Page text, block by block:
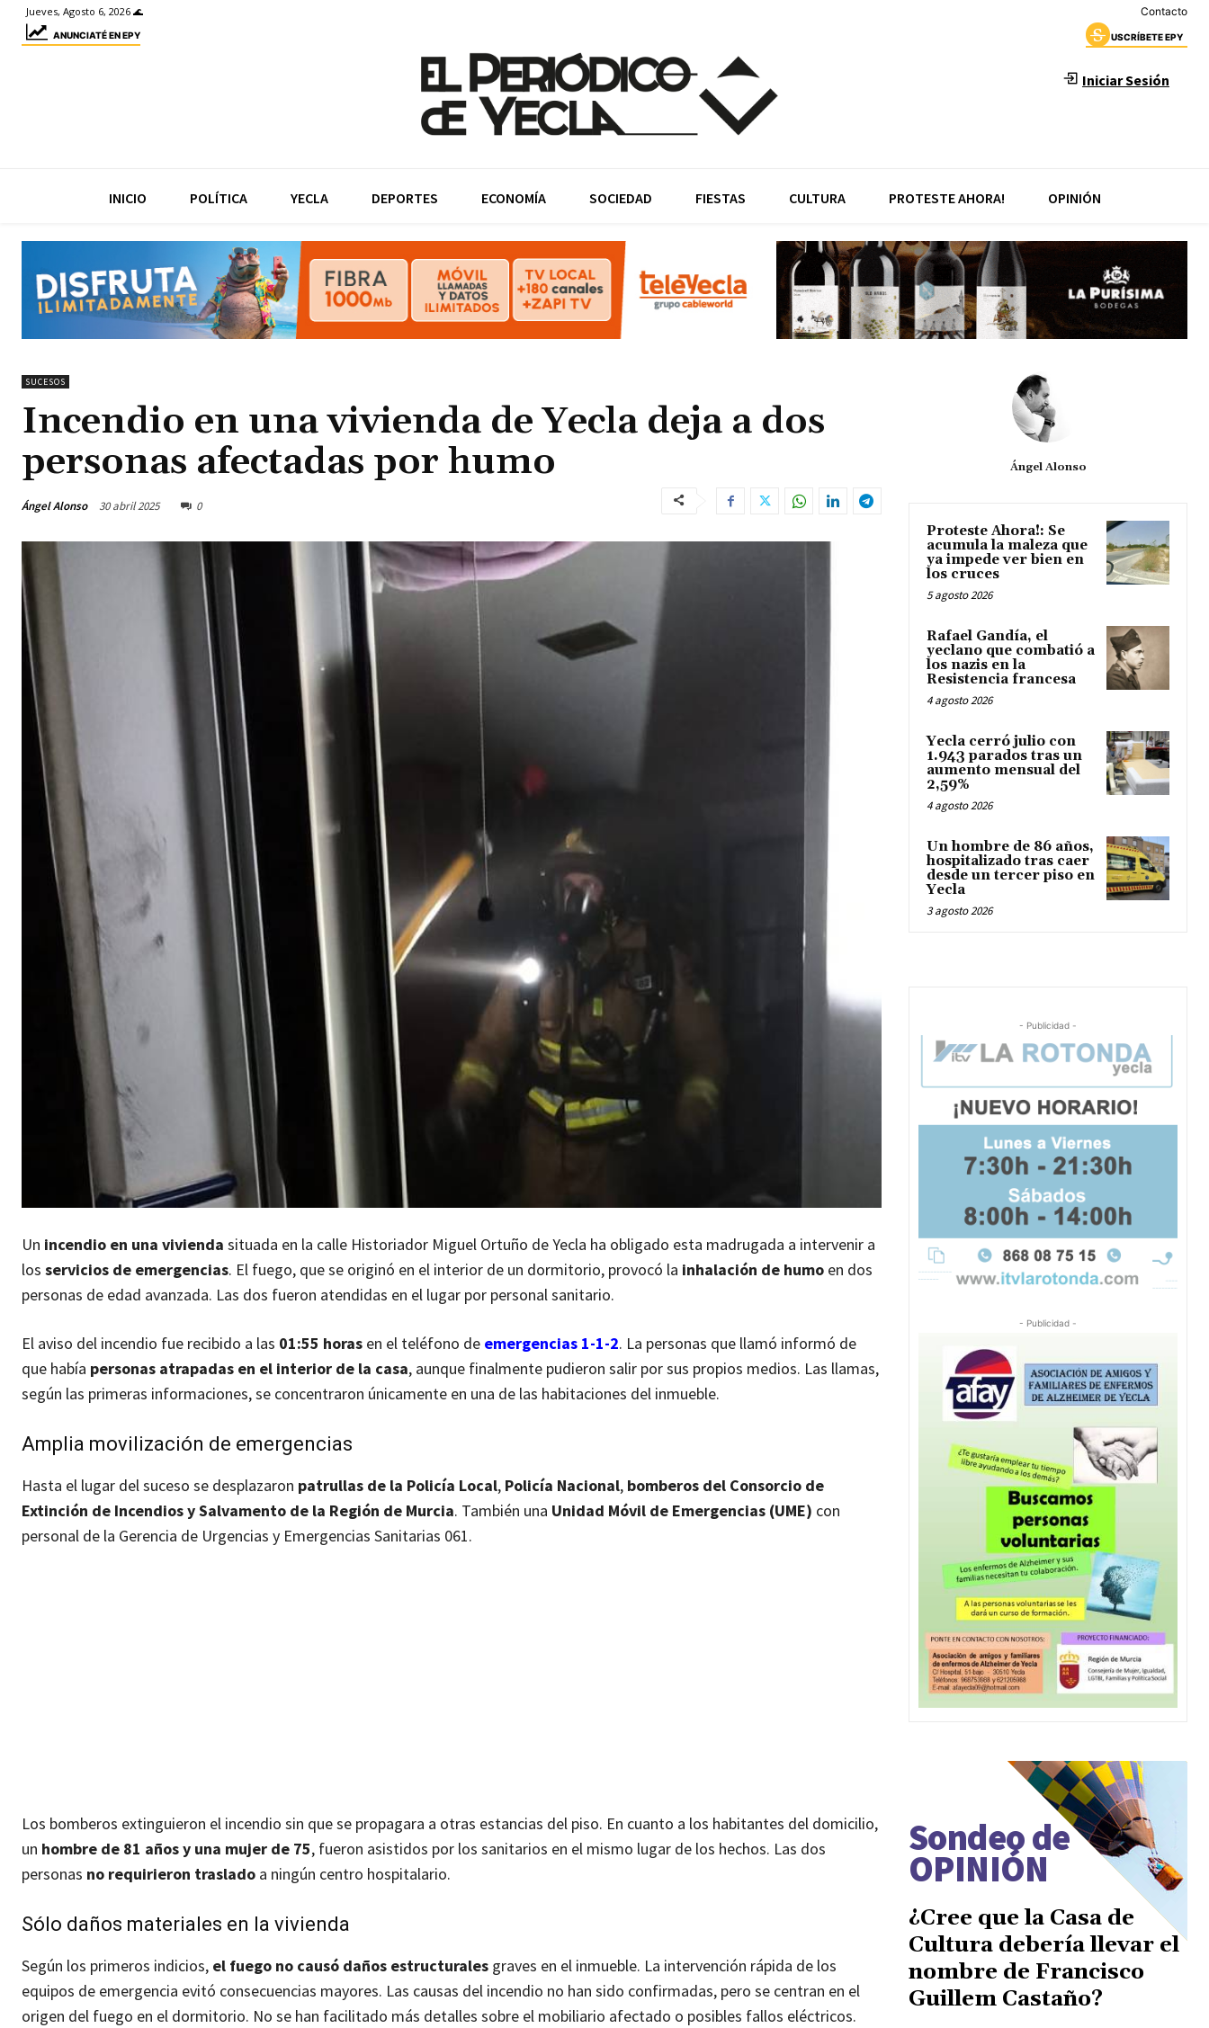
Jueves, Agosto 6, 2026 🌊 Contacto
ANUNCIATÉ EN EPY USCRÍBETE EPY
Iniciar Sesión
INICIO POLÍTICA YECLA DEPORTES ECONOMÍA SOCIEDAD FIESTAS CULTURA PROTESTE AHORA! OPINIÓN
SUCESOS
Incendio en una vivienda de Yecla deja a dos
personas afectadas por humo
Ángel Alonso 30 abril 2025 0
Un incendio en una vivienda situada en la calle Historiador Miguel Ortuño de Yecla ha obligado esta madrugada a intervenir a
los servicios de emergencias. El fuego, que se originó en el interior de un dormitorio, provocó la inhalación de humo en dos
personas de edad avanzada. Las dos fueron atendidas en el lugar por personal sanitario.
El aviso del incendio fue recibido a las 01:55 horas en el teléfono de emergencias 1-1-2. La personas que llamó informó de
que había personas atrapadas en el interior de la casa, aunque finalmente pudieron salir por sus propios medios. Las llamas,
según las primeras informaciones, se concentraron únicamente en una de las habitaciones del inmueble.
Amplia movilización de emergencias
Hasta el lugar del suceso se desplazaron patrullas de la Policía Local, Policía Nacional, bomberos del Consorcio de
Extinción de Incendios y Salvamento de la Región de Murcia. También una Unidad Móvil de Emergencias (UME) con
personal de la Gerencia de Urgencias y Emergencias Sanitarias 061.
Los bomberos extinguieron el incendio sin que se propagara a otras estancias del piso. En cuanto a los habitantes del domicilio,
un hombre de 81 años y una mujer de 75, fueron asistidos por los sanitarios en el mismo lugar de los hechos. Las dos
personas no requirieron traslado a ningún centro hospitalario.
Sólo daños materiales en la vivienda
Según los primeros indicios, el fuego no causó daños estructurales graves en el inmueble. La intervención rápida de los
equipos de emergencia evitó consecuencias mayores. Las causas del incendio no han sido confirmadas, pero se centran en el
origen del fuego en el dormitorio. No se han facilitado más detalles sobre el mobiliario afectado o posibles fallos eléctricos.
Ángel Alonso
Proteste Ahora!: Se
acumula la maleza que
ya impede ver bien en
los cruces
5 agosto 2026
Rafael Gandía, el
yeclano que combatió a
los nazis en la
Resistencia francesa
4 agosto 2026
Yecla cerró julio con
1.943 parados tras un
aumento mensual del
2,59%
4 agosto 2026
Un hombre de 86 años,
hospitalizado tras caer
desde un tercer piso en
Yecla
3 agosto 2026
- Publicidad -
- Publicidad -
Sondeo de
OPINIÓN
¿Cree que la Casa de
Cultura debería llevar el
nombre de Francisco
Guillem Castaño?